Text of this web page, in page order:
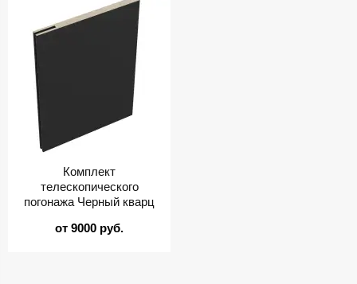
Комплект
телескопического
погонажа Черный кварц
от 9000 руб.